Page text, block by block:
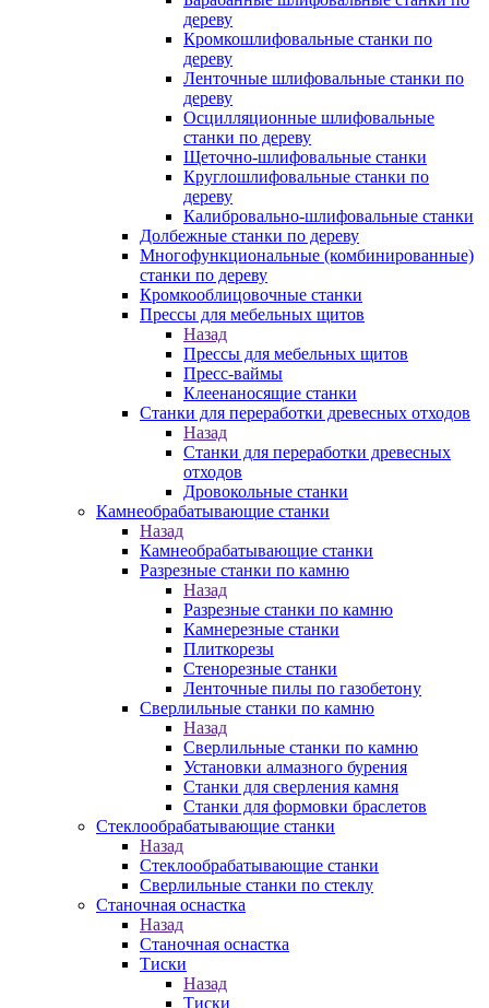
дереву
Кромкошлифовальные станки по
дереву
Ленточные шлифовальные станки по
дереву
Осцилляционные шлифовальные
станки по дереву
Щеточно-шлифовальные станки
Круглошлифовальные станки по
дереву
Калибровально-шлифовальные станки
Долбежные станки по дереву
Многофункциональные (комбинированные)
станки по дереву
Кромкооблицовочные станки
Прессы для мебельных щитов
Назад
Прессы для мебельных щитов
Пресс-ваймы
Клеенаносящие станки
Станки для переработки древесных отходов
Назад
Станки для переработки древесных
отходов
Дровокольные станки
Камнеобрабатывающие станки
Назад
Камнеобрабатывающие станки
Разрезные станки по камню
Назад
Разрезные станки по камню
Камнерезные станки
Плиткорезы
Стенорезные станки
Ленточные пилы по газобетону
Сверлильные станки по камню
Назад
Сверлильные станки по камню
Установки алмазного бурения
Станки для сверления камня
Станки для формовки браслетов
Стеклообрабатывающие станки
Назад
Стеклообрабатывающие станки
Сверлильные станки по стеклу
Станочная оснастка
Назад
Станочная оснастка
Тиски
Назад
Тиски